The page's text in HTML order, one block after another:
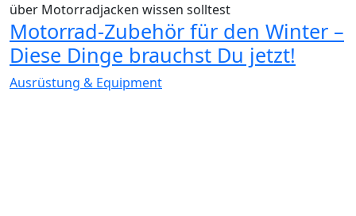
über Motorradjacken wissen solltest
Motorrad-Zubehör für den Winter –
Diese Dinge brauchst Du jetzt!
Ausrüstung & Equipment